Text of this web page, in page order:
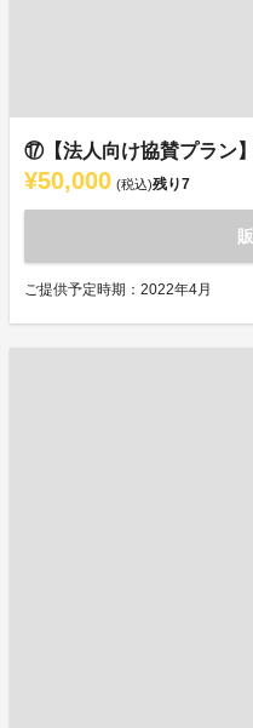
⑰【法人向け協賛プラン
¥50,000 (税込)残り7
ご提供予定時期：2022年4月